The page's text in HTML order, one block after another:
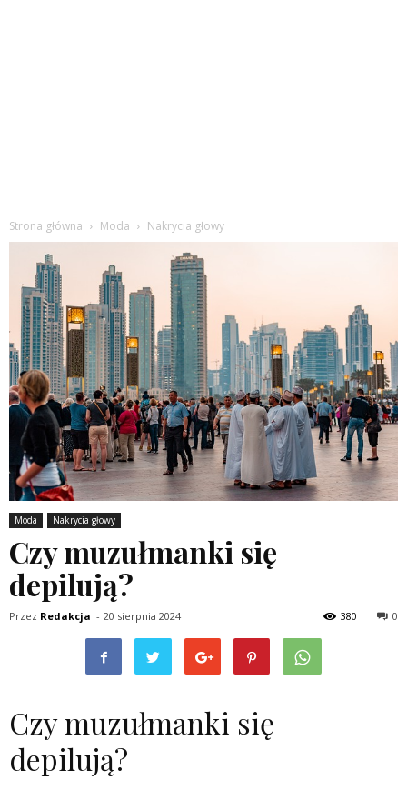
Strona główna Moda Nakrycia głowy
Moda Nakrycia głowy
Czy muzułmanki się
depilują?
Przez Redakcja - 20 sierpnia 2024 0
380
Czy muzułmanki się
depilują?